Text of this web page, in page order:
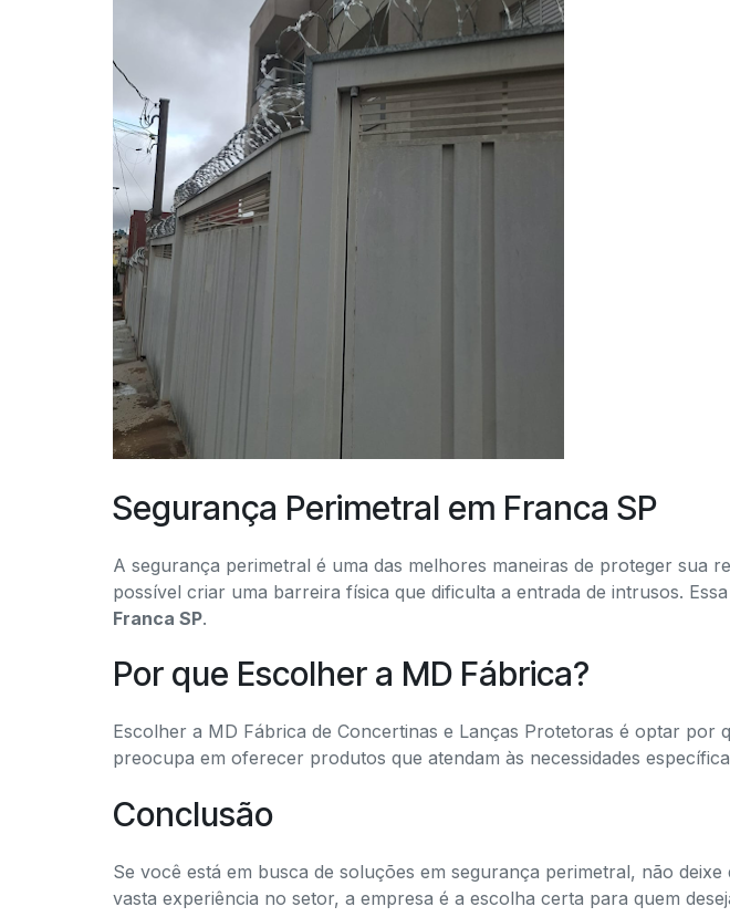
Segurança Perimetral em Franca SP
A segurança perimetral é uma das melhores maneiras de proteger sua
possível criar uma barreira física que dificulta a entrada de intrusos.
Franca SP.
Por que Escolher a MD Fábrica?
Escolher a MD Fábrica de Concertinas e Lanças Protetoras é optar por
preocupa em oferecer produtos que atendam às necessidades
Conclusão
Se você está em busca de soluções em segurança perimetral, não deixe
vasta experiência no setor, a empresa é a escolha certa para quem